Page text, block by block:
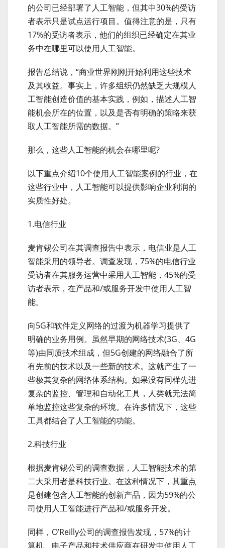
的公司已经部署了人工智能，但其中30%的受访
者表示只是试点运行项目。值得注意的是，只有
17%的受访者表示，他们的组织已经确定在其业
务中在哪里可以使用人工智能。
报告总结说，“商业世界刚刚开始利用这些技术
及其收益。事实上，许多组织仍然缺乏大规模人
工智能创造价值的基本实践，例如，描述人工智
能机会所在的位置，以及是否有明确的策略来获
取人工智能所需的数据。”
那么，这些人工智能的机会在哪里呢?
以下重点介绍10个使用人工智能案例的行业，在
这些行业中，人工智能可以提供影响企业利润的
实质性好处。
1.电信行业
麦肯锡公司在其调查报告中表示，电信业是人工
智能采用的领导者。调查发现，75%的电信行业
受访者在其服务运营中采用人工智能，45%的受
访者表示，在产品和/或服务开发中使用人工智
能。
向5G和软件定义网络的过渡为机器学习提供了
明确的业务用例。虽然早期的网络技术(3G、4G
等)由同质技术组成，但5G创建的网络融合了所
有先前的技术以及一些新的技术。这就产生了一
些极其复杂的网络体系结构。如果没有同样先进
复杂的监控、管理和自动化工具，人类就无法简
单地监控这些复杂的环境。在许多情况下，这些
工具都结合了人工智能的功能。
2.科技行业
根据麦肯锡公司的调查数据，人工智能技术的第
二大采用者是科技行业。在这种情况下，其重点
是创建包含人工智能的创新产品，因为59%的公
司使用人工智能进行产品和/或服务开发。
同样，O’Reilly公司的调查报告发现，57%的计
算机、电子产品和技术供应商在研发中使用人工